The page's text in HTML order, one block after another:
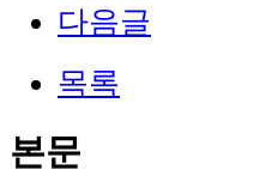
다음글
목록
본문